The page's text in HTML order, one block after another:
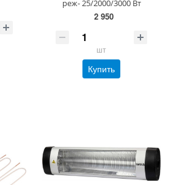
реж- 25/2000/3000 Вт
2 950
шт
Купить